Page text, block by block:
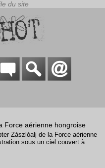
Force aérienne hongroise
Zászlóalj de la Force aérienne
sous un ciel couvert à